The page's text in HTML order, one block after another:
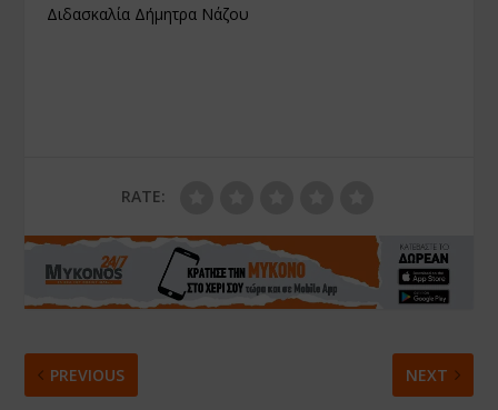
Διδασκαλία Δήμητρα Νάζου
RATE:
PREVIOUS NEXT